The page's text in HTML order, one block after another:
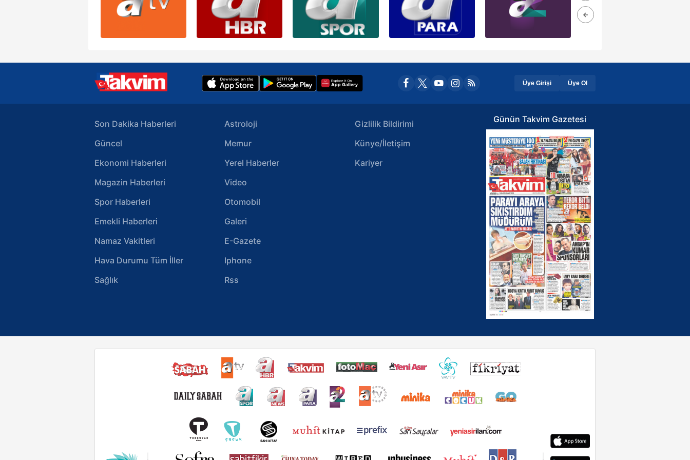
Üye Girişi Üye Ol
Son Dakika Haberleri
Güncel
Ekonomi Haberleri
Magazin Haberleri
Spor Haberleri
Emekli Haberleri
Namaz Vakitleri
Hava Durumu Tüm İller
Sağlık
Astroloji
Memur
Yerel Haberler
Video
Otomobil
Galeri
E-Gazete
Iphone
Rss
Gizlilik Bildirimi
Künye/İletişim
Kariyer
Günün Takvim Gazetesi